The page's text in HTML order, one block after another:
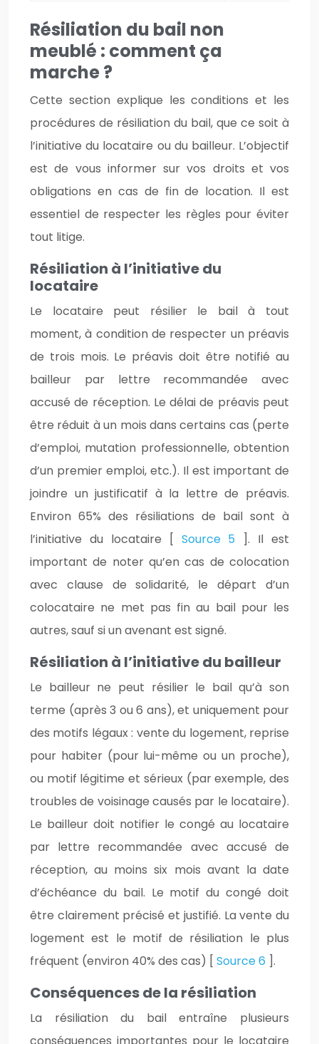
Résiliation du bail non
meublé : comment ça
marche ?
Cette section explique les conditions et les
procédures de résiliation du bail, que ce soit à
l’initiative du locataire ou du bailleur. L’objectif
est de vous informer sur vos droits et vos
obligations en cas de fin de location. Il est
essentiel de respecter les règles pour éviter
tout litige.
Résiliation à l’initiative du
locataire
Le locataire peut résilier le bail à tout
moment, à condition de respecter un préavis
de trois mois. Le préavis doit être notifié au
bailleur par lettre recommandée avec
accusé de réception. Le délai de préavis peut
être réduit à un mois dans certains cas (perte
d’emploi, mutation professionnelle, obtention
d’un premier emploi, etc.). Il est important de
joindre un justificatif à la lettre de préavis.
Environ 65% des résiliations de bail sont à
l’initiative du locataire [ Source 5 ]. Il est
important de noter qu’en cas de colocation
avec clause de solidarité, le départ d’un
colocataire ne met pas fin au bail pour les
autres, sauf si un avenant est signé.
Résiliation à l’initiative du bailleur
Le bailleur ne peut résilier le bail qu’à son
terme (après 3 ou 6 ans), et uniquement pour
des motifs légaux : vente du logement, reprise
pour habiter (pour lui-même ou un proche),
ou motif légitime et sérieux (par exemple, des
troubles de voisinage causés par le locataire).
Le bailleur doit notifier le congé au locataire
par lettre recommandée avec accusé de
réception, au moins six mois avant la date
d’échéance du bail. Le motif du congé doit
être clairement précisé et justifié. La vente du
logement est le motif de résiliation le plus
fréquent (environ 40% des cas) [ Source 6 ].
Conséquences de la résiliation
La résiliation du bail entraîne plusieurs